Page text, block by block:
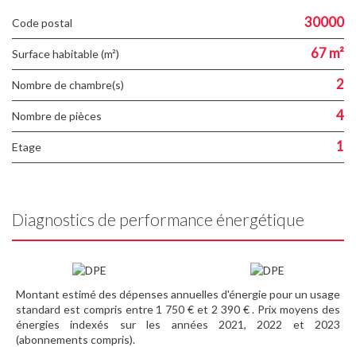
Code postal 30000
Surface habitable (m²) 67 m²
Nombre de chambre(s) 2
Nombre de pièces 4
Etage 1
Diagnostics de performance énergétique
Montant estimé des dépenses annuelles d'énergie pour un usage
standard est compris entre 1 750 € et 2 390 € . Prix moyens des
énergies indexés sur les années 2021, 2022 et 2023
(abonnements compris).